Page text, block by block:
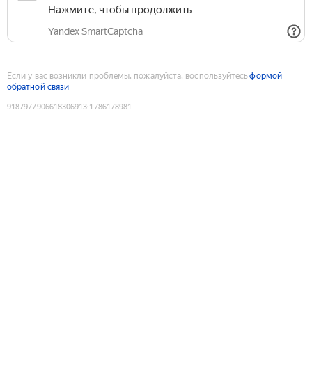
Нажмите, чтобы продолжить
Yandex SmartCaptcha
Если у вас возникли проблемы, пожалуйста, воспользуйтесьформой
обратной связи
9187977906618306913:1786178981